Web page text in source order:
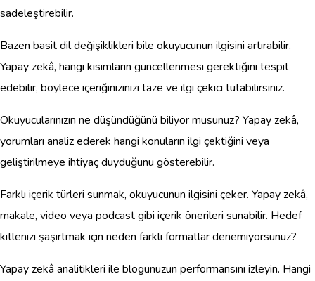
sadeleştirebilir.
Bazen basit dil değişiklikleri bile okuyucunun ilgisini artırabilir.
Yapay zekâ, hangi kısımların güncellenmesi gerektiğini tespit
edebilir, böylece içeriğinizinizi taze ve ilgi çekici tutabilirsiniz.
Okuyucularınızın ne düşündüğünü biliyor musunuz? Yapay zekâ,
yorumları analiz ederek hangi konuların ilgi çektiğini veya
geliştirilmeye ihtiyaç duyduğunu gösterebilir.
Farklı içerik türleri sunmak, okuyucunun ilgisini çeker. Yapay zekâ,
makale, video veya podcast gibi içerik önerileri sunabilir. Hedef
kitlenizi şaşırtmak için neden farklı formatlar denemiyorsunuz?
Yapay zekâ analitikleri ile blogunuzun performansını izleyin. Hangi